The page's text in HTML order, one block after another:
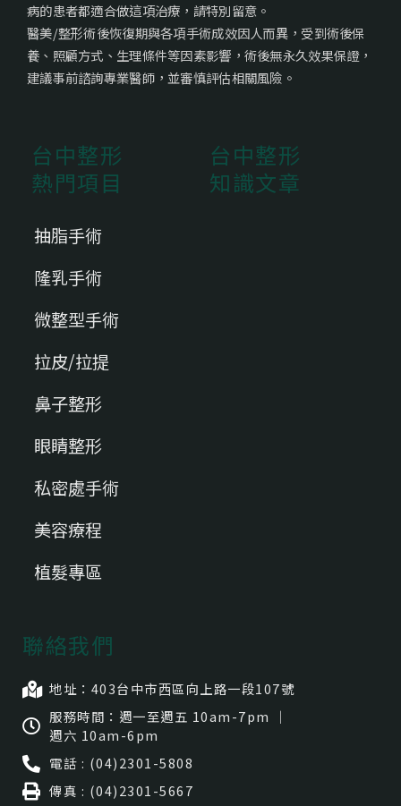
病的患者都適合做這項治療，請特別留意。
醫美/整形術後恢復期與各項手術成效因人而異，受到術後保
養、照顧方式、生理條件等因素影響，術後無永久效果保證，
建議事前諮詢專業醫師，並審慎評估相關風險。
台中整形
熱門項目
抽脂手術
隆乳手術
微整型手術
拉皮/拉提
鼻子整形
眼睛整形
私密處手術
美容療程
植髮專區
台中整形
知識文章
聯絡我們
地址：403台中市⻄區向上路一段107號
服務時間：週一至週五 10am-7pm ｜
週六 10am-6pm
電話 : (04)2301-5808
傳真 : (04)2301-5667